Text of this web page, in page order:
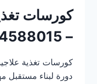
كورسات
– 201064588015
كورسات تغذية
دورة لبناء مستقبل